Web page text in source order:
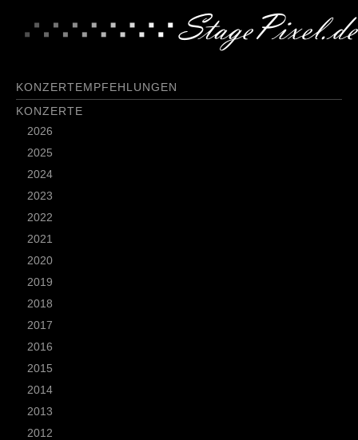
KONZERTEMPFEHLUNGEN
KONZERTE
2026
2025
2024
2023
2022
2021
2020
2019
2018
2017
2016
2015
2014
2013
2012